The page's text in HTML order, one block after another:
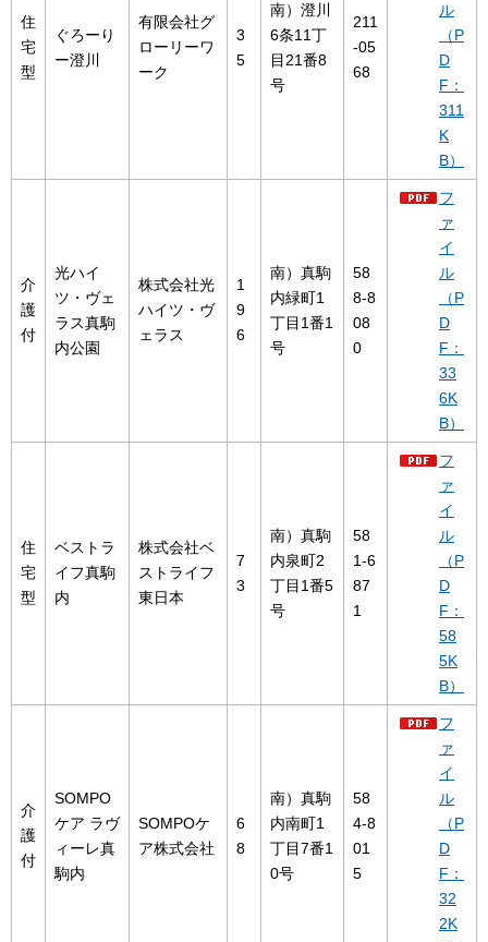
住
宅
型
ぐろーり
ー澄川
有限会社グ
ローリーワ
ーク
3
5
南）澄川
6条11丁
目21番8
号
211
-05
68
ル
（P
D
F：
311
K
B）
介
護
付
光ハイ
ツ・ヴェ
ラス真駒
内公園
株式会社光
ハイツ・ヴ
ェラス
1
9
6
南）真駒
内緑町1
丁目1番1
号
58
8-8
08
0
フ
ァ
イ
ル
（P
D
F：
33
6K
B）
住
宅
型
ベストラ
イフ真駒
内
株式会社ベ
ストライフ
東日本
7
3
南）真駒
内泉町2
丁目1番5
号
58
1-6
87
1
フ
ァ
イ
ル
（P
D
F：
58
5K
B）
介
護
付
SOMPO
ケア ラヴ
ィーレ真
駒内
SOMPOケ
ア株式会社
6
8
南）真駒
内南町1
丁目7番1
0号
58
4-8
01
5
フ
ァ
イ
ル
（P
D
F：
32
2K